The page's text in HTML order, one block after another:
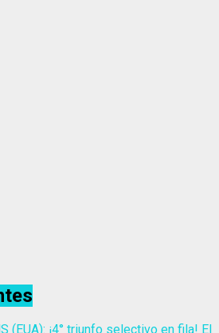
(EUA): ¡4° triunfo selectivo en fila! El